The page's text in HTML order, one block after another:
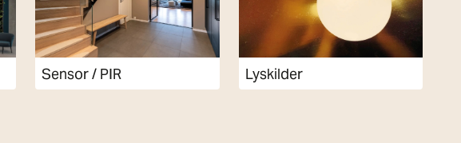
Sensor / PIR Lyskilder